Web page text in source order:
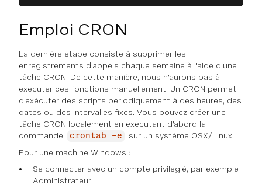
Emploi CRON
La dernière étape consiste à supprimer les
enregistrements d'appels chaque semaine à l'aide d'une
tâche CRON. De cette manière, nous n'aurons pas à
exécuter ces fonctions manuellement. Un CRON permet
d'exécuter des scripts périodiquement à des heures, des
dates ou des intervalles fixes. Vous pouvez créer une
tâche CRON localement en exécutant d'abord la
commande
crontab -e
sur un système OSX/Linux.
Pour une machine Windows :
Se connecter avec un compte privilégié, par exemple
Administrateur